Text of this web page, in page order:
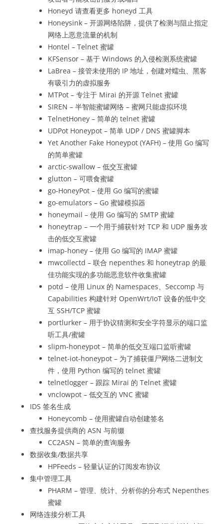
Honeyd 请查看更多 honeyd 工具
Honeysink – 开源网络陷阱，提供了检测与阻止指定
网络上恶意流量的机制
Hontel – Telnet 蜜罐
KFSensor – 基于 Windows 的入侵检测系统蜜罐
LaBrea – 接管未使用的 IP 地址，创建对蠕虫、黑客
有吸引力的虚拟服务
MTPot – 专注于 Mirai 的开源 Telnet 蜜罐
SIREN – 半智能蜜罐网络 – 蜜网只能虚拟环境
TelnetHoney – 简单的 telnet 蜜罐
UDPot Honeypot – 简单 UDP / DNS 蜜罐脚本
Yet Another Fake Honeypot (YAFH) – 使用 Go 编写
的简单蜜罐
arctic-swallow – 低交互蜜罐
glutton – 可喂食蜜罐
go-HoneyPot – 使用 Go 编写的蜜罐
go-emulators – Go 蜜罐模拟器
honeymail – 使用 Go 编写的 SMTP 蜜罐
honeytrap – 一个用于捕获针对 TCP 和 UDP 服务攻
击的低交互蜜罐
imap-honey – 使用 Go 编写的 IMAP 蜜罐
mwcollectd – 联合 nepenthes 和 honeytrap 的最
佳功能实现的多功能恶意软件收集蜜罐
potd – 使用 Linux 的 Namespaces、Seccomp 与
Capabilities 构建针对 OpenWrt/IoT 设备的低中交
互 SSH/TCP 蜜罐
portlurker – 用于协议猜测和安全字符显示的端口监
听工具/蜜罐
slipm-honeypot – 简单的低交互端口监听蜜罐
telnet-iot-honeypot – 为了捕获僵尸网络二进制文
件，使用 Python 编写的 telnet 蜜罐
telnetlogger – 跟踪 Mirai 的 Telnet 蜜罐
vnclowpot – 低交互的 VNC 蜜罐
IDS 签名生成
Honeycomb – 使用蜜罐自动创建签名
查找服务提供商的 ASN 与前缀
CC2ASN – 简单的查询服务
数据收集/数据共享
HPFeeds – 轻量认证的订阅发布协议
集中管理工具
PHARM – 管理、统计、分析你的分布式 Nepenthes
蜜罐
网络连接分析工具